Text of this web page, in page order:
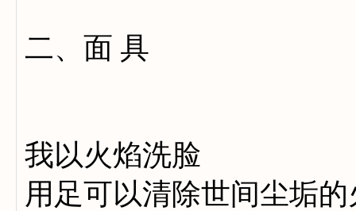
二、面 具
我以火焰洗脸
用足可以清除世间尘垢